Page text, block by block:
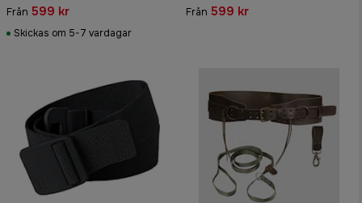
Från 599 kr
Skickas om 5-7 vardagar
Från 599 kr